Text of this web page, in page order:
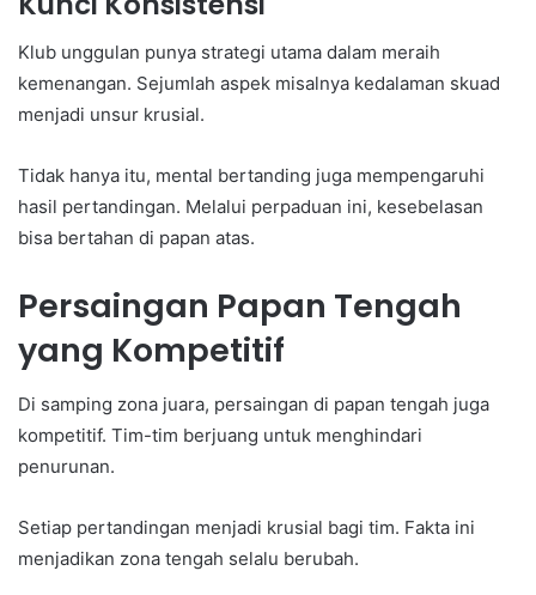
Klub unggulan punya strategi utama dalam meraih
kemenangan. Sejumlah aspek misalnya kedalaman skuad
menjadi unsur krusial.
Tidak hanya itu, mental bertanding juga mempengaruhi
hasil pertandingan. Melalui perpaduan ini, kesebelasan
bisa bertahan di papan atas.
Persaingan Papan Tengah
yang Kompetitif
Di samping zona juara, persaingan di papan tengah juga
kompetitif. Tim-tim berjuang untuk menghindari
penurunan.
Setiap pertandingan menjadi krusial bagi tim. Fakta ini
menjadikan zona tengah selalu berubah.